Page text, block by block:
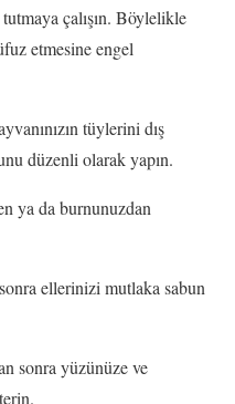
çalışın. Böylelikle
etmesine engel
tüylerini dış
düzenli olarak yapın.
ya da burnunuzdan
ellerinizi mutlaka sabun
sonra yüzünüze ve